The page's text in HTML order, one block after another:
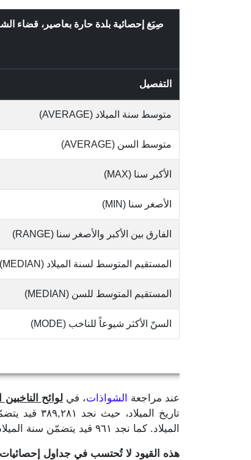
صِيَغ إحصائية بلدة حارة بعاصير، قضاء
التفصيل
متوسط سنة الميلاد (AVERAGE)
متوسط السن (AVERAGE)
الأكبر سنا (MAX)
الأصغر سنا (MIN)
الفارق بين الأكبر والأصغر سنا (RANGE)
المستقيم المتوسط لسنة الميلاد (MEDIAN)
المستقيم المتوسط للسن (MEDIAN)
السنّ الأكثر شيوعاً للناخب (MODE)
عند مراجعة الشواذات، فيلوائح الناخبين
الميلاد. كما نجد ٩٦١ قيد يتضمّن سنة الميلاد بالإضافة إلى رقم واحد لا يدلّ على ما إذا كان لشهر او يوم الميلاد.
هذه القيود لا تُحتسب في جداول